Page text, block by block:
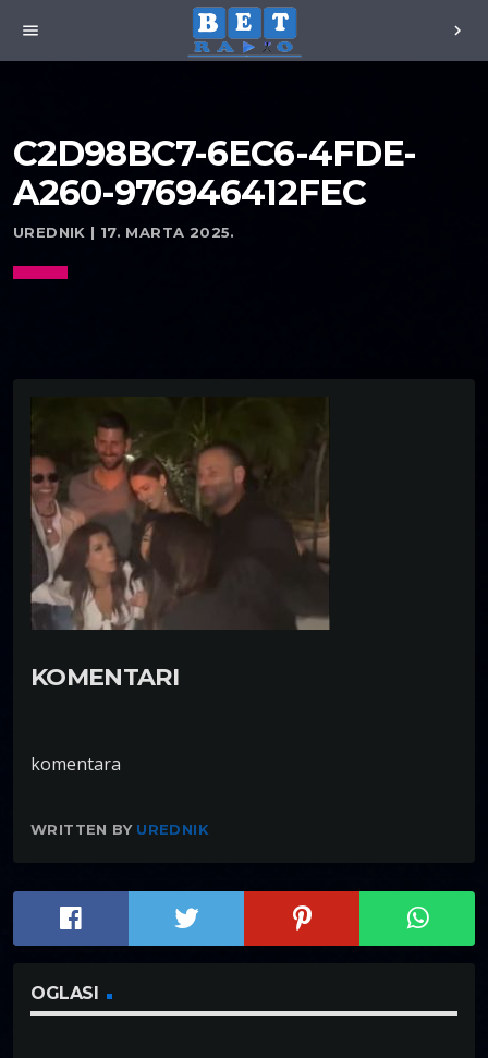
menu chevron_right
C2D98BC7-6EC6-4FDE-
A260-976946412FEC
UREDNIK | 17. MARTA 2025.
KOMENTARI
komentara
WRITTEN BY UREDNIK
OGLASI